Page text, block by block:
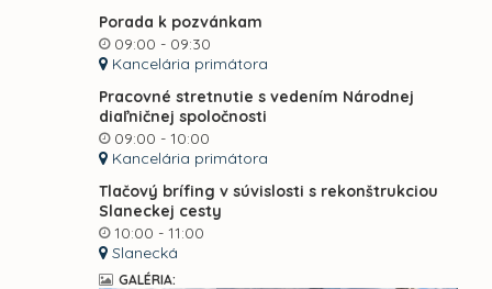
Porada k pozvánkam
09:00 - 09:30
Kancelária primátora
Pracovné stretnutie s vedením Národnej
diaľničnej spoločnosti
09:00 - 10:00
Kancelária primátora
Tlačový brífing v súvislosti s rekonštrukciou
Slaneckej cesty
10:00 - 11:00
Slanecká
GALÉRIA: